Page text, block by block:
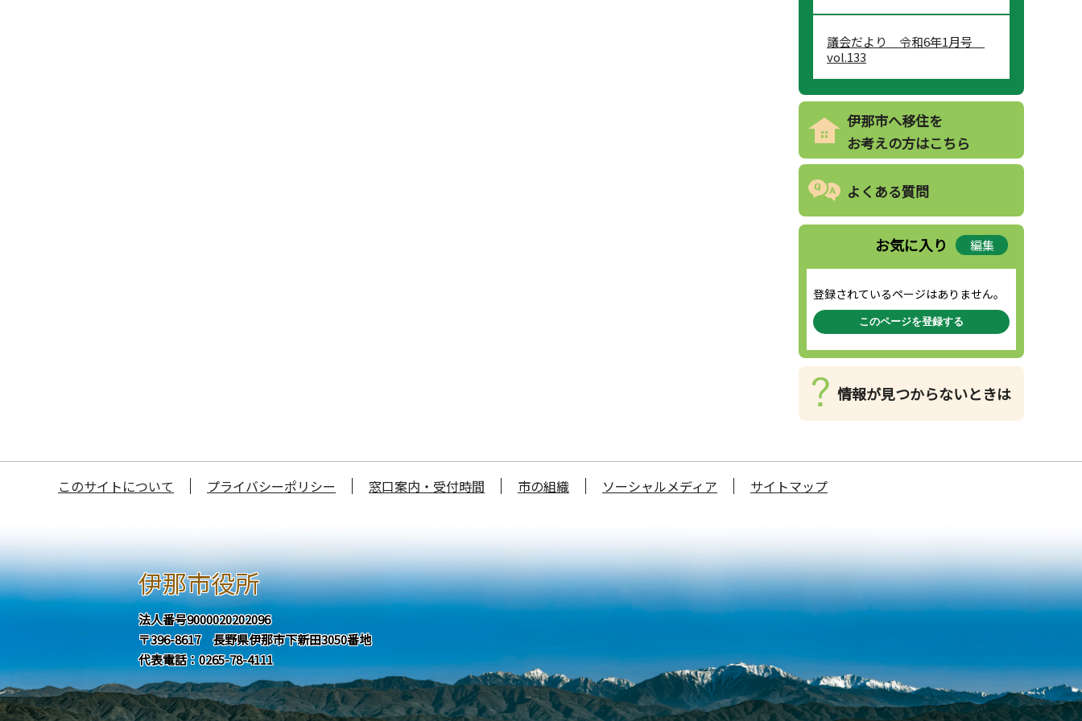
議会だより 令和6年1月号
vol.133
伊那市へ移住を
お考えの方はこちら
よくある質問
お気に入り 編集
登録されているページはありません。
このページを登録する
情報が見つからないときは
このサイトについて プライバシーポリシー 窓口案内・受付時間 市の組織 ソーシャルメディア サイトマップ
伊那市役所
法人番号9000020202096
〒396-8617 長野県伊那市下新田3050番地
代表電話：0265-78-4111